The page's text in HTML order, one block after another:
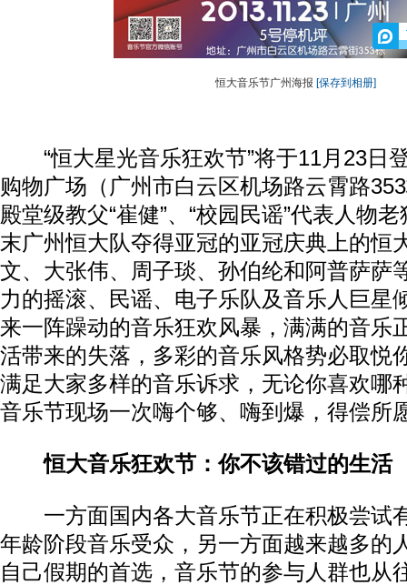
恒大音乐节广州海报 [保存到相册]
“恒大星光音乐狂欢节”将于11月23日
购物广场（广州市白云区机场路云霄路
殿堂级教父“崔健”、“校园民谣”代表人物
末广州恒大队夺得亚冠的亚冠庆典上的恒
文、大张伟、周子琰、孙伯纶和阿普萨萨
力的摇滚、民谣、电子乐队及音乐人巨星
来一阵躁动的音乐狂欢风暴，满满的音乐
活带来的失落，多彩的音乐风格势必取悦
满足大家多样的音乐诉求，无论你喜欢哪
音乐节现场一次嗨个够、嗨到爆，得偿所
恒大音乐狂欢节：你不该错过的生活
一方面国内各大音乐节正在积极尝试
年龄阶段音乐受众，另一方面越来越多的
自己假期的首选，音乐节的参与人群也从